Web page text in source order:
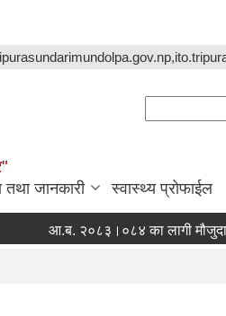
जानकारी स्वास्थ्य प्रोफाईल
आ.ब. २०८३।०८४ का लागी मौजुदा सूची